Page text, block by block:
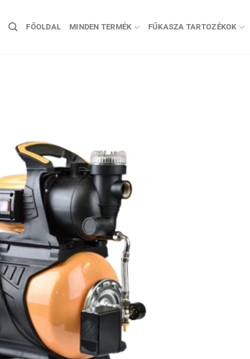
FŐOLDAL MINDEN TERMÉK FŰKASZA TARTOZÉKOK